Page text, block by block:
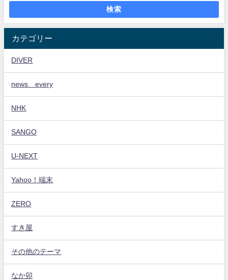
検索
カテゴリー
DIVER
news every
NHK
SANGO
U-NEXT
Yahoo！端末
ZERO
すき屋
その他のテーマ
なか卯